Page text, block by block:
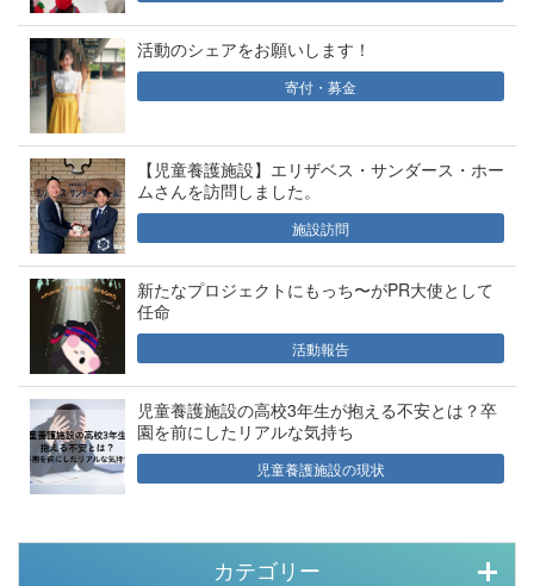
活動のシェアをお願いします！
寄付・募金
【児童養護施設】エリザベス・サンダース・ホー
ムさんを訪問しました。
施設訪問
新たなプロジェクトにもっち〜がPR大使として
任命
活動報告
児童養護施設の高校3年生が抱える不安とは？卒
園を前にしたリアルな気持ち
児童養護施設の現状
カテゴリー